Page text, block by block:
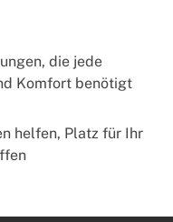
die jede
Komfort benötigt
helfen, Platz für Ihr